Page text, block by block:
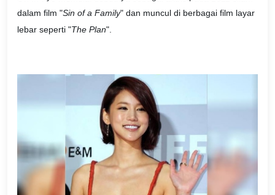
dalam film "Sin of a Family" dan muncul di berbagai film layar
lebar seperti "The Plan".